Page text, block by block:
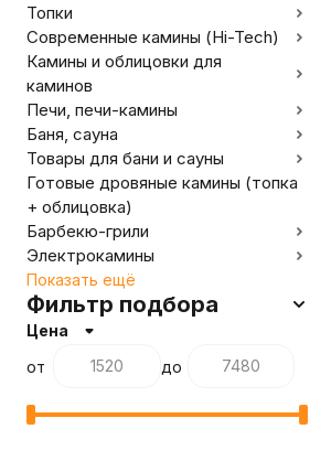
Топки
Современные камины (Hi-Tech)
Камины и облицовки для
каминов
Печи, печи-камины
Баня, сауна
Товары для бани и сауны
Готовые дровяные камины (топка
+ облицовка)
Барбекю-грили
Электрокамины
Показать ещё
Фильтр подбора
Цена
от
до